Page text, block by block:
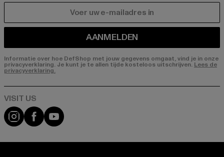
AANMELDEN
Informatie over hoe DefShop met jouw gegevens omgaat, vind je in onze
privacyverklaring. Je kunt je te allen tijde kosteloos uitschrijven. Lees de
privacyverklaring.
Visit our Instagram page:
Visit our Facebook page:
Visit our YouTube channel: